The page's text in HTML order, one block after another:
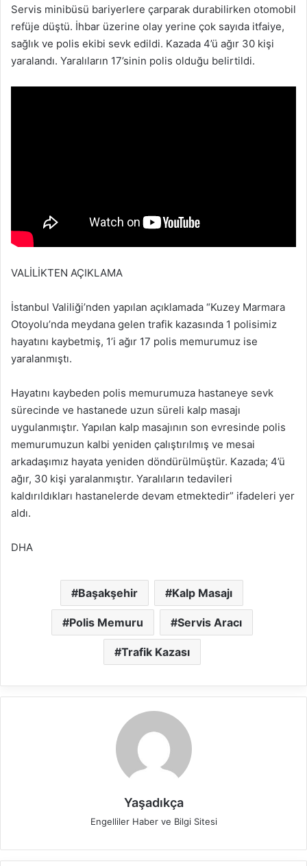
Servis minibüsü bariyerlere çarparak durabilirken otomobil
refüje düştü. İhbar üzerine olay yerine çok sayıda itfaiye,
sağlık ve polis ekibi sevk edildi. Kazada 4’ü ağır 30 kişi
yaralandı. Yaralıların 17’sinin polis olduğu belirtildi.
VALİLİKTEN AÇIKLAMA
İstanbul Valiliği’nden yapılan açıklamada “Kuzey Marmara
Otoyolu’nda meydana gelen trafik kazasında 1 polisimiz
hayatını kaybetmiş, 1’i ağır 17 polis memurumuz ise
yaralanmıştı.
Hayatını kaybeden polis memurumuza hastaneye sevk
sürecinde ve hastanede uzun süreli kalp masajı
uygulanmıştır. Yapılan kalp masajının son evresinde polis
memurumuzun kalbi yeniden çalıştırılmış ve mesai
arkadaşımız hayata yeniden döndürülmüştür. Kazada; 4’ü
ağır, 30 kişi yaralanmıştır. Yaralıların tedavileri
kaldırıldıkları hastanelerde devam etmektedir” ifadeleri yer
aldı.
DHA
Başakşehir Kalp Masajı
Polis Memuru Servis Aracı
Trafik Kazası
Yaşadıkça
Engelliler Haber ve Bilgi Sitesi